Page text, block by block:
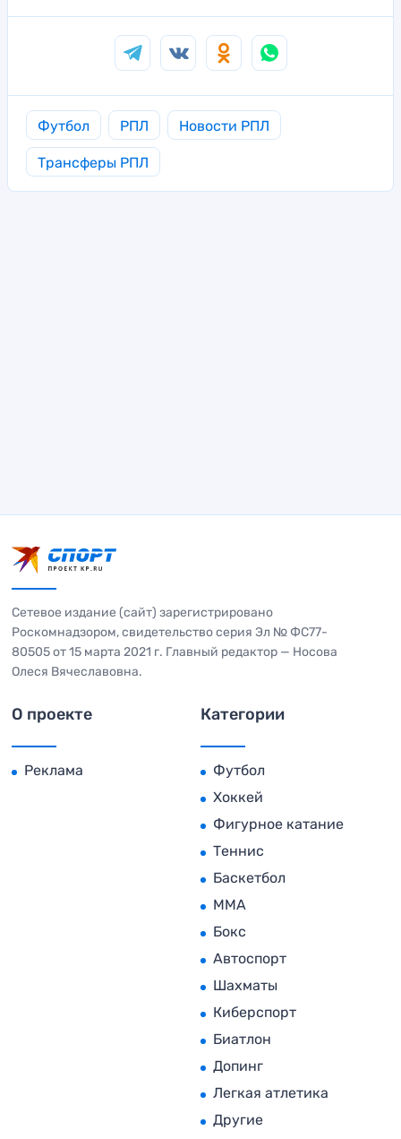
Футбол РПЛ Новости РПЛ
Трансферы РПЛ
Сетевое издание (сайт) зарегистрировано
Роскомнадзором, свидетельство серия Эл № ФС77-
80505 от 15 марта 2021 г. Главный редактор — Носова
Олеся Вячеславовна.
О проекте
Реклама
Категории
Футбол
Хоккей
Фигурное катание
Теннис
Баскетбол
MMA
Бокс
Автоспорт
Шахматы
Киберспорт
Биатлон
Допинг
Легкая атлетика
Другие